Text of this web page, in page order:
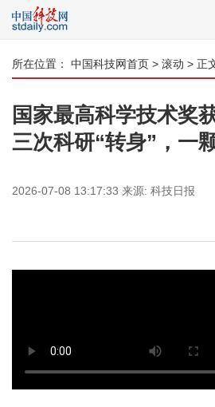
所在位置： 中国科技网首页 > 滚动 > 正
国家最高科学技术奖
三次科研“转身”，一
2026-07-08 13:17:33 来源: 科技日报